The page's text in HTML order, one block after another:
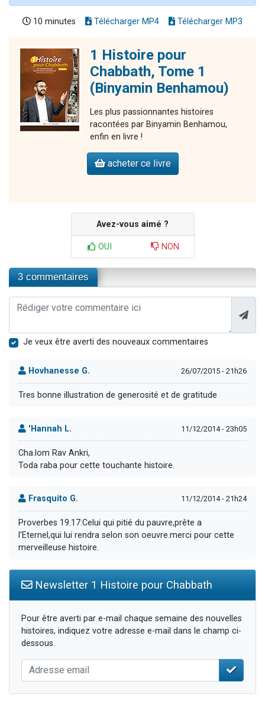
10 minutes Télécharger MP4 Télécharger MP3
1 Histoire pour
Chabbath, Tome 1
(Binyamin Benhamou)
Les plus passionnantes histoires
racontées par Binyamin Benhamou,
enfin en livre !
acheter ce livre
Avez-vous aimé ?
OUI NON
3 commentaires
Je veux être averti des nouveaux commentaires
Hovhanesse G. 26/07/2015 - 21h26
Tres bonne illustration de generosité et de gratitude
'Hannah L. 11/12/2014 - 23h05
Cha.lom Rav Ankri,
Toda raba pour cette touchante histoire.
Frasquito G. 11/12/2014 - 21h24
Proverbes 19.17:Celui qui pitié du pauvre,prête a
l'Eternel,qui lui rendra selon son oeuvre.merci pour cette
merveilleuse histoire.
Newsletter 1 Histoire pour Chabbath
Pour être averti par e-mail chaque semaine des nouvelles
histoires, indiquez votre adresse e-mail dans le champ ci-
dessous.